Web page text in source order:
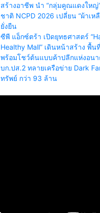
สร้างอาชีพ นำ “กลุ่มคูณแดงใหญ่
ชาติ NCPD 2026 เปลี่ยน “ผ้าเห
ยั่งยืน
ซีพี แอ็กซ์ตร้า เปิดยุทธศาสตร์
Healthy Mall” เดินหน้าสร้าง พื้
พร้อมโชว์ต้นแบบค้าปลีกแห่งอน
บก.ปส.2 ทลายเครือข่าย Dark
ทรัพย์ กว่า 93 ล้าน